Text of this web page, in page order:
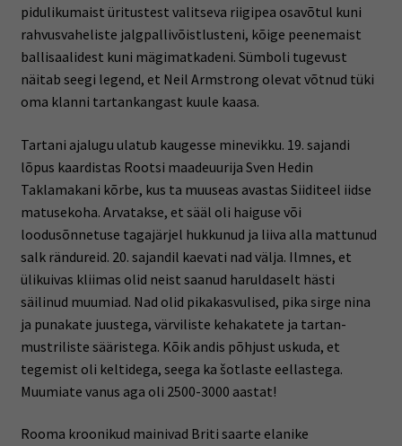
pidulikumaist üritustest valitseva riigipea osavõtul kuni
rahvusvaheliste jalgpallivõistlusteni, kõige peenemaist
ballisaalidest kuni mägimatkadeni. Sümboli tugevust
näitab seegi legend, et Neil Armstrong olevat võtnud tüki
oma klanni tartankangast kuule kaasa.
Tartani ajalugu ulatub kaugesse minevikku. 19. sajandi
lõpus kaardistas Rootsi maadeuurija Sven Hedin
Taklamakani kõrbe, kus ta muuseas avastas Siiditeel iidse
matusekoha. Arvatakse, et sääl oli haiguse või
loodusõnnetuse tagajärjel hukkunud ja liiva alla mattunud
salk rändureid. 20. sajandil kaevati nad välja. Ilmnes, et
ülikuivas kliimas olid neist saanud haruldaselt hästi
säilinud muumiad. Nad olid pikakasvulised, pika sirge nina
ja punakate juustega, värviliste kehakatete ja tartan-
mustriliste sääristega. Kõik andis põhjust uskuda, et
tegemist oli keltidega, seega ka šotlaste eellastega.
Muumiate vanus aga oli 2500-3000 aastat!
Rooma kroonikud mainivad Briti saarte elanike